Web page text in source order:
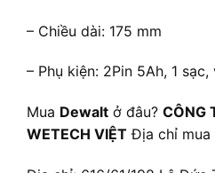
– Chiều dài: 175 mm
– Phụ kiện: 2Pin 5Ah, 1 sạc,
Mua Dewalt ở đâu? CÔNG
WETECH VIỆT Địa chỉ mua